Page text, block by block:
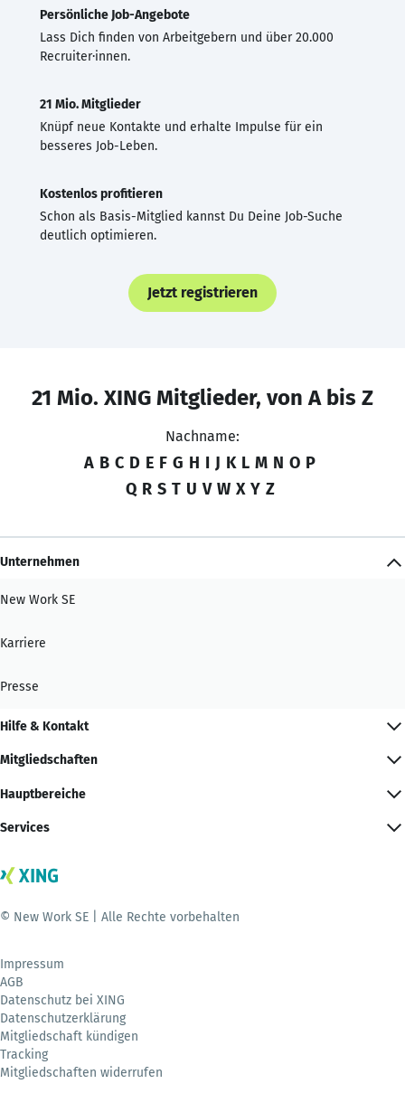
Persönliche Job-Angebote
Lass Dich finden von Arbeitgebern und über 20.000
Recruiter·innen.
21 Mio. Mitglieder
Knüpf neue Kontakte und erhalte Impulse für ein
besseres Job-Leben.
Kostenlos profitieren
Schon als Basis-Mitglied kannst Du Deine Job-Suche
deutlich optimieren.
Jetzt registrieren
21 Mio. XING Mitglieder, von A bis Z
Nachname:
A B C D E F G H I J K L M N O P
Q R S T U V W X Y Z
Unternehmen
New Work SE
Karriere
Presse
Hilfe & Kontakt
Mitgliedschaften
Hauptbereiche
Services
© New Work SE | Alle Rechte vorbehalten
Impressum
AGB
Datenschutz bei XING
Datenschutzerklärung
Mitgliedschaft kündigen
Tracking
Mitgliedschaften widerrufen